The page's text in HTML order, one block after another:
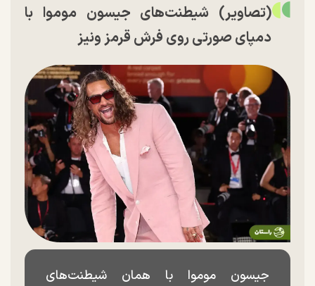
(تصاویر) شیطنت‌های جیسون موموا با
دمپای صورتی روی فرش قرمز ونیز
جیسون موموا با همان شیطنت‌های